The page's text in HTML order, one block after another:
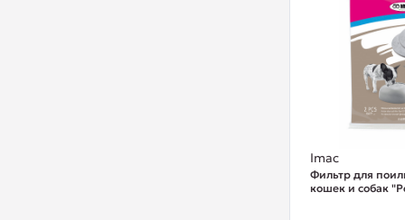
Imac
Фильтр для
кошек и собак